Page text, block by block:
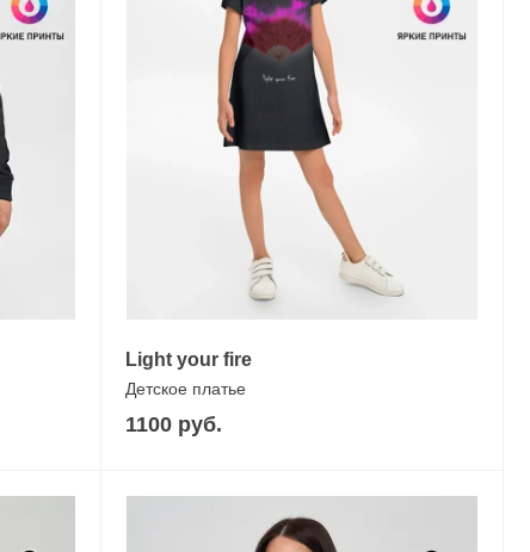
Light your fire
Детское платье
1100 руб.